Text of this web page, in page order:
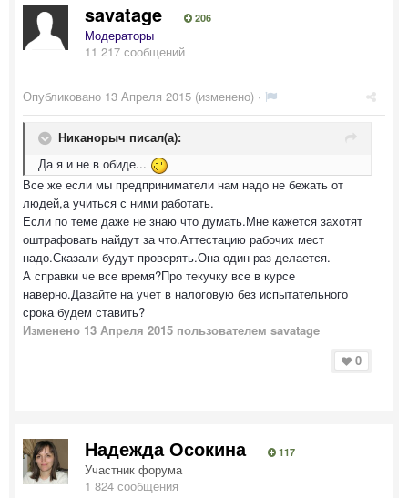
savatage 206
Модераторы
11 217 сообщений
Опубликовано 13 Апреля 2015 (изменено) ·
Никанорыч писал(а):
Да я и не в обиде...
Все же если мы предприниматели нам надо не бежать от
людей,а учиться с ними работать.
Если по теме даже не знаю что думать.Мне кажется захотят
оштрафовать найдут за что.Аттестацию рабочих мест
надо.Сказали будут проверять.Она один раз делается.
А справки че все время?Про текучку все в курсе
наверно.Давайте на учет в налоговую без испытательного
срока будем ставить?
Изменено 13 Апреля 2015 пользователем savatage
0
Надежда Осокина 117
Участник форума
1 824 сообщения